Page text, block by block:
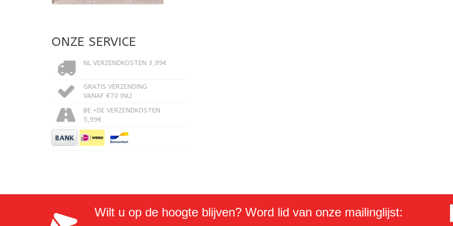
ONZE SERVICE
NL VERZENDKOSTEN 3,99€
GRATIS VERZENDING
VANAF €70 (NL)
BE +DE VERZENDKOSTEN
5,99€
Wilt u op de hoogte blijven? Word lid van onze mailinglijst: